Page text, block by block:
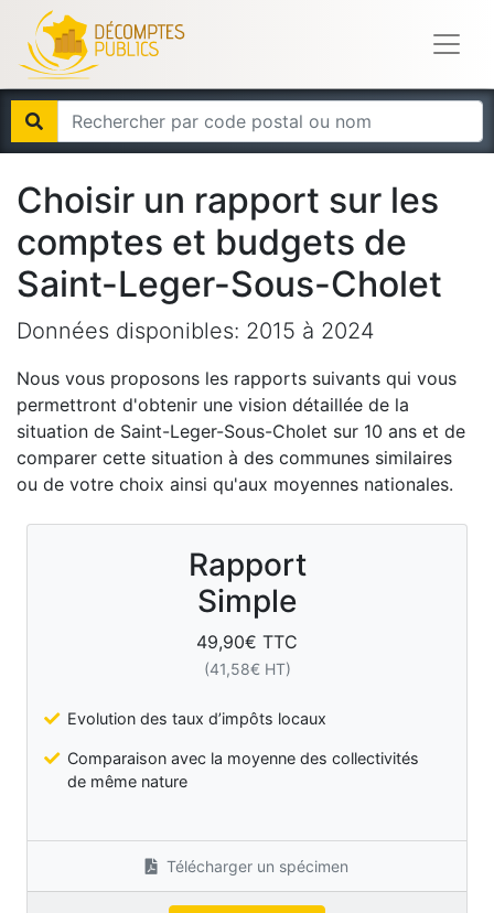
Choisir un rapport sur les
comptes et budgets de
Saint-Leger-Sous-Cholet
Données disponibles: 2015 à 2024
Nous vous proposons les rapports suivants qui vous
permettront d'obtenir une vision détaillée de la
situation de Saint-Leger-Sous-Cholet sur 10 ans et de
comparer cette situation à des communes similaires
ou de votre choix ainsi qu'aux moyennes nationales.
Rapport
Simple
49,90€ TTC
(41,58€ HT)
Evolution des taux d’impôts locaux
Comparaison avec la moyenne des collectivités
de même nature
Télécharger un spécimen